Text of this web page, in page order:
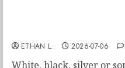
ETHAN L. 2026-07-06
White, black, silver or